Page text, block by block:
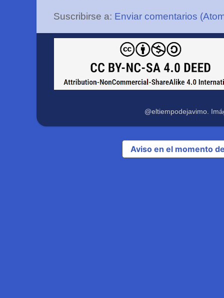
Suscribirse a: Enviar comentarios
@eltiempodejavimo.
Aviso en el momento